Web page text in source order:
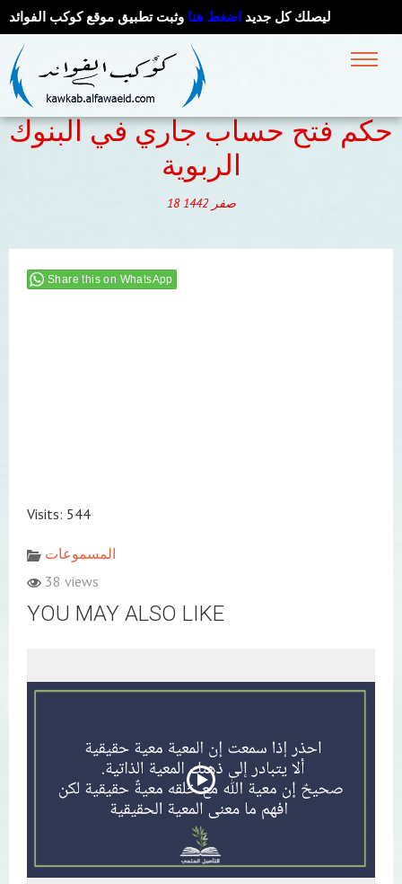
ليصلك كل جديد اضغط هنا وثبت تطبيق موقع كوكب الفوائد
حكم فتح حساب جاري في البنوك
الربوية
18 صفر 1442
Share this on WhatsApp
Visits: 544
المسموعات
38 views
YOU MAY ALSO LIKE